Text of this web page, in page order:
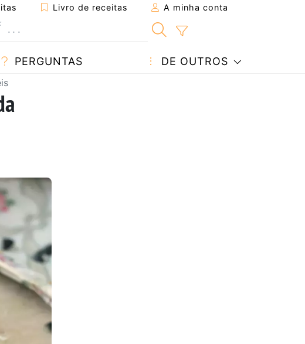
Livro de receitas A minha conta
PERGUNTAS DE OUTROS